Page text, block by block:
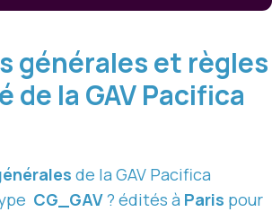
générales et règles
de la GAV Pacifica
de la GAV Pacifica
CG_GAV? édités à Paris pour